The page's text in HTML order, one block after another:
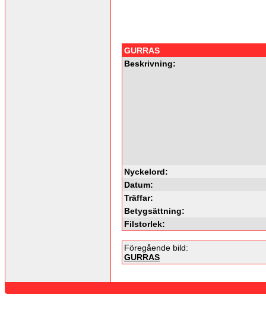
GURRAS
Beskrivning:
Nyckelord:
Datum:
Träffar:
Betygsättning:
Filstorlek:
Föregående bild:
GURRAS